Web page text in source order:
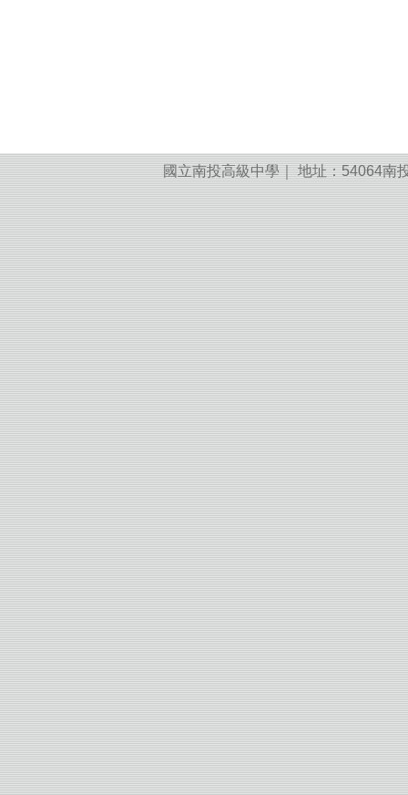
國立南投高級中學｜ 地址：54064南